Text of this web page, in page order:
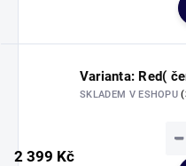
Varianta: Red(
SKLADEM V ESHOPU
2 399 Kč
−